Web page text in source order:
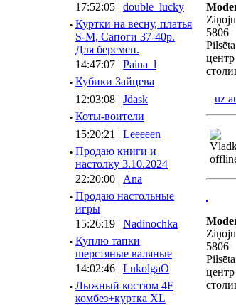
17:52:05 | double_lucky
· Куртки на весну, платья
S-M, Сапоги 37-40р.
Для беремен.
14:47:07 | Paina_l
· Кубики Зайцева
12:03:08 | Jdask
· Коты-воители
15:20:21 | Leeeeen
· Продаю книги и
настолку 3.10.2024
22:20:00 | Ana
· Продаю настольные
игры
15:26:19 | Nadinochka
· Куплю тапки
шерстяные валяные
14:02:46 | LukolgaO
· Лыжный костюм 4F
комбез+куртка XL
5806
центр
uz
5806
центр